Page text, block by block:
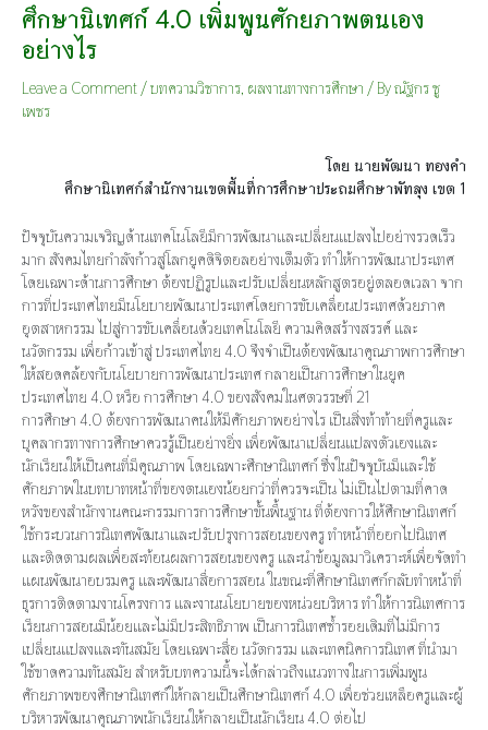
ศึกษานิเทศก์ 4.0 เพิ่มพูนศักยภาพตนเอง
อย่างไร
Leave a Comment /บทความวิชาการ, ผลงานทางการศึกษา / Byณัฐกร ชู
เพชร
โดย นายพัฒนา ทองคำ
ศึกษานิเทศก์สำนักงานเขตพื้นที่การศึกษาประถมศึกษาพัทลุง เขต 1
ปัจจุบันความเจริญด้านเทคโนโลยีมีการพัฒนาและเปลี่ยนแปลงไปอย่างรวดเร็ว
มาก สังคมไทยกำลังก้าวสู่โลกยุคดิจิตอลอย่างเต็มตัว ทำให้การพัฒนาประเทศ
โดยเฉพาะด้านการศึกษา ต้องปฏิรูปและปรับเปลี่ยนหลักสูตรอยู่ตลอดเวลา จาก
การที่ประเทศไทยมีนโยบายพัฒนาประเทศโดยการขับเคลื่อนประเทศด้วยภาค
อุตสาหกรรม ไปสู่การขับเคลื่อนด้วยเทคโนโลยี ความคิดสร้างสรรค์ และ
นวัตกรรม เพื่อก้าวเข้าสู่ ประเทศไทย 4.0 จึงจำเป็นต้องพัฒนาคุณภาพการศึกษา
ให้สอดคล้องกับนโยบายการพัฒนาประเทศ กลายเป็นการศึกษาในยุค
ประเทศไทย 4.0 หรือ การศึกษา 4.0 ของสังคมในศตวรรษที่ 21
การศึกษา 4.0 ต้องการพัฒนาคนให้มีศักยภาพอย่างไร เป็นสิ่งท้าท้ายที่ครูและ
บุคลากรทางการศึกษาควรรู้เป็นอย่างยิ่ง เพื่อพัฒนาเปลี่ยนแปลงตัวเองและ
นักเรียนให้เป็นคนที่มีคุณภาพ โดยเฉพาะศึกษานิเทศก์ ซึ่งในปัจจุบันมีและใช้
ศักยภาพในบทบาทหน้าที่ของตนเองน้อยกว่าที่ควรจะเป็น ไม่เป็นไปตามที่คาด
หวังของสำนักงานคณะกรรมการการศึกษาขั้นพื้นฐาน ที่ต้องการให้ศึกษานิเทศก์
ใช้กระบวนการนิเทศพัฒนาและปรับปรุงการสอนของครู ทำหน้าที่ออกไปนิเทศ
และติดตามผลเพื่อสะท้อนผลการสอนของครู และนำข้อมูลมาวิเคราะห์เพื่อจัดทำ
แผนพัฒนาอบรมครู และพัฒนาสื่อการสอน ในขณะที่ศึกษานิเทศก์กลับทำหน้าที่
ธุรการติดตามงานโครงการ และงานนโยบายของหน่วยบริหาร ทำให้การนิเทศการ
เรียนการสอนมีน้อยและไม่มีประสิทธิภาพ เป็นการนิเทศซ้ำรอยเดิมที่ไม่มีการ
เปลี่ยนแปลงและทันสมัย โดยเฉพาะสื่อ นวัตกรรม และเทคนิคการนิเทศ ที่นำมา
ใช้ขาดความทันสมัย สำหรับบทความนี้จะได้กล่าวถึงแนวทางในการเพิ่มพูน
ศักยภาพของศึกษานิเทศก์ให้กลายเป็นศึกษานิเทศก์ 4.0 เพื่อช่วยเหลือครูและผู้
บริหารพัฒนาคุณภาพนักเรียนให้กลายเป็นนักเรียน 4.0 ต่อไป